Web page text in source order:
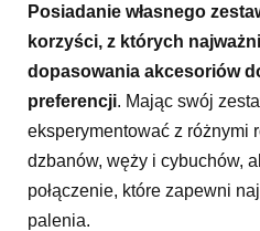
Posiadanie własnego
korzyści, z których
dopasowania akcesoriów
preferencji. Mając swój
eksperymentować z różnymi
dzbanów, węży i cybuchów,
połączenie, które zapewni
palenia.